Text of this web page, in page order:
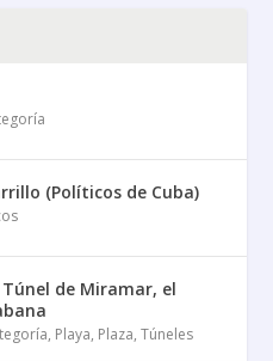
(Políticos de Cuba)
de Miramar, el
, Playa, Plaza,Túneles